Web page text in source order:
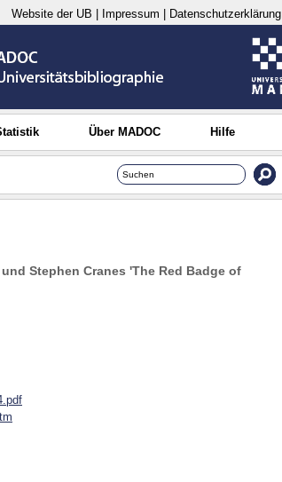
Website der UB Impressum Datenschutzerklärung
Über MADOC Hilfe
Stephen Cranes 'The Red Badge of